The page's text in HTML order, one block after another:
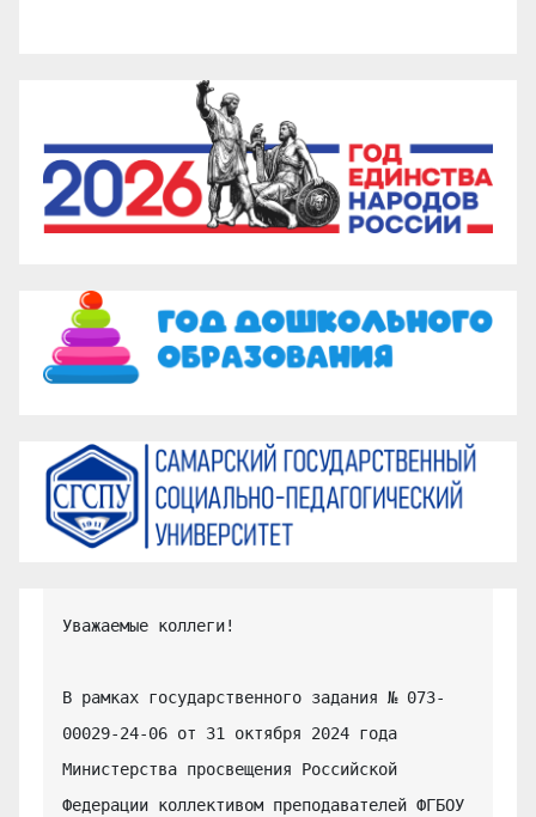
Уважаемые коллеги!
В рамках государственного задания № 073-
00029-24-06 от 31 октября 2024 года
Министерства просвещения Российской
Федерации коллективом преподавателей ФГБОУ